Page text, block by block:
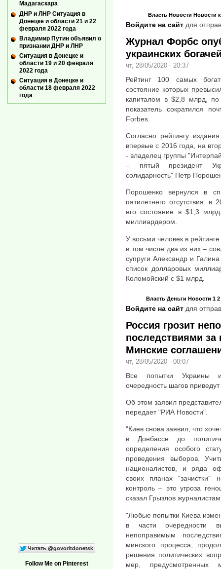
Власть Новости Новости
Войдите на сайт для
Журнал Форбс
украинских
чт, 28/05/2020 - 20:37
Рейтинг 100 самых
состояние которых
капиталом в $2,8 млрд,
показатель сократился
Forbes.
Согласно рейтингу
впервые с 2016 года, на
- владелец группы
– пятый президент
солидарность" Петр
Порошенко вернулся в
пятилетнего отсутствия: в
его состояние в $1,3
миллиардером.
У восьми человек в
в том числе два из них –
супруги Александр и
список долларовых
Коломойский с $1 млрд.
Власть Деньги Новости 1 2
Войдите на сайт для
Россия грозит
последствиями
Минские
чт, 28/05/2020 - 00:07
Все попытки Украины
очередность шагов
Об этом заявил
передает "РИА Новости".
"Киев снова заявил, что
в Донбассе до
определения особого
проведения выборов.
националистов, и ряда
своих планах "зачистки"
контроль – это угроза
сказал Грызлов
"Любые попытки Киева
в части очередности
непоправимым
минского процесса,
решения политических
мер, предусмотренных
Мадагаскара
ДНР и ЛНР Ситуация в
Донецке и области 21 и 22
февраля 2022 года
Владимир Путин объявил о
признании ДНР и ЛНР
Ситуация в Донецке и
области 19 и 20 февраля
2022 года
Ситуация в Донецке и
области 18 февраля 2022
года
Follow Me on Pinterest